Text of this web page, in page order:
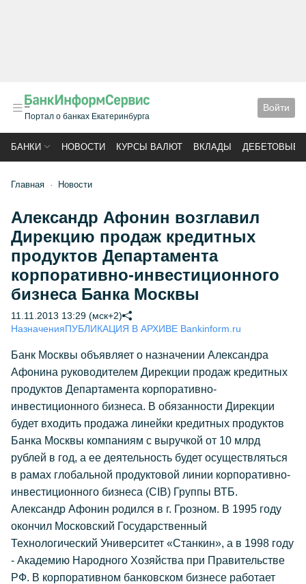
Портал о банках Екатеринбурга
Войти
БАНКИ НОВОСТИ КУРСЫ ВАЛЮТ ВКЛАДЫ ДЕБЕТОВЫЕ
Главная Новости
Александр Афонин возглавил
Дирекцию продаж кредитных
продуктов Департамента
корпоративно-инвестиционного
бизнеса Банка Москвы
11.11.2013 13:29 (мск+2)
НазначенияПУБЛИКАЦИЯ В АРХИВЕ Bankinform.ru
Банк Москвы объявляет о назначении Александра
Афонина руководителем Дирекции продаж кредитных
продуктов Департамента корпоративно-
инвестиционного бизнеса. В обязанности Дирекции
будет входить продажа линейки кредитных продуктов
Банка Москвы компаниям с выручкой от 10 млрд
рублей в год, а ее деятельность будет осуществляться
в рамах глобальной продуктовой линии корпоративно-
инвестиционного бизнеса (CIB) Группы ВТБ.
Александр Афонин родился в г. Грозном. В 1995 году
окончил Московский Государственный
Технологический Университет «Станкин», а в 1998 году
- Академию Народного Хозяйства при Правительстве
РФ. В корпоративном банковском бизнесе работает